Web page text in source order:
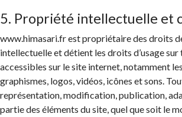
5. Propriété intellectuelle et
www.himasari.fr est propriétaire des droits
intellectuelle et détient les droits d’usage sur
accessibles sur le site internet, notamment
graphismes, logos, vidéos, icônes et sons.
représentation, modification, publication,
partie des éléments du site, quel que soit le